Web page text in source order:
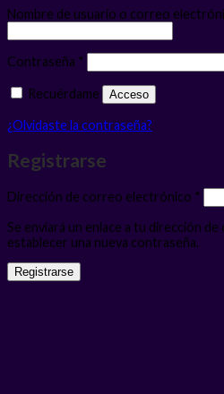
Nombre de usuario o correo
Contraseña *
Recuérdame Acceso
¿Olvidaste la contraseña?
Registrarse
Dirección de correo electrónico *
Se enviará un enlace a tu dirección
establecer una nueva contraseña.
Registrarse